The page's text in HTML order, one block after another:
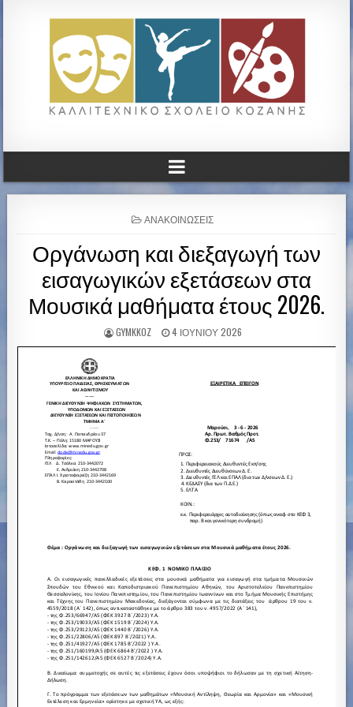
ΚΑΛΛΙΤΕΧΝΙΚΟ ΓΥΜΝΑΣΙΟ
ΚΟΖΑΝΗΣ
P
O
T
E
D
I
N
ΑΝΑΚΟΙΝΏΣΕΙΣ
Οργάνωση και διεξαγωγή των
εισαγωγικών εξετάσεων στα
Μουσικά μαθήματα έτους 2026.
GYMKKOZ 4 ΙΟΥΝΊΟΥ 2026